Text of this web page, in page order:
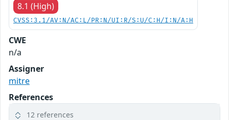
8.1 (High)
CVSS:3.1/AV:N/AC:L/PR:N/UI:R/S:U/C:H/I:N/A:H
CWE
n/a
Assigner
mitre
References
12 references